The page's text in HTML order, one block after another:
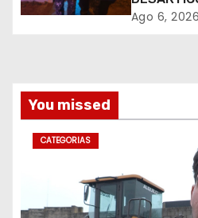
d
VENTA DE
Ago 6, 2026
You missed
CATEGORIAS